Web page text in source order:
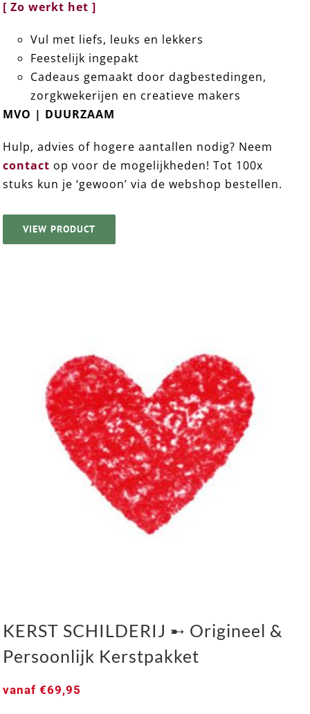
[ Zo werkt het ]
Vul met liefs, leuks en lekkers
Feestelijk ingepakt
Cadeaus gemaakt door dagbestedingen,
zorgkwekerijen en creatieve makers
MVO | DUURZAAM
Hulp, advies of hogere aantallen nodig? Neem
contact op voor de mogelijkheden! Tot 100x
stuks kun je ‘gewoon’ via de webshop bestellen.
VIEW PRODUCT
KERST SCHILDERIJ ➸ Origineel &
Persoonlijk Kerstpakket
vanaf€69,95